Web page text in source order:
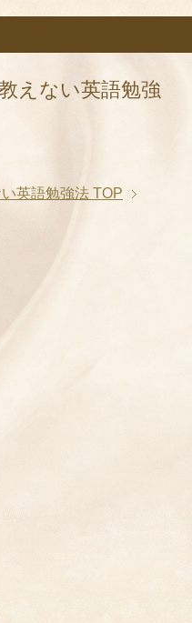
えない英語勉強
英語勉強法 TOP